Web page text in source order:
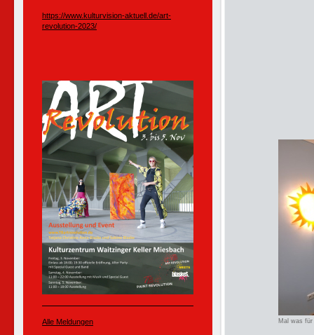
Mal was für
https://www.kulturvision-aktuell.de/art-
revolution-2023/
Alle Meldungen